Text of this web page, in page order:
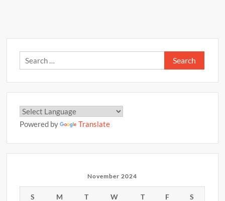
नवम्बर
Search
for:
Powered by Translate
November 2024
S M T W T F S